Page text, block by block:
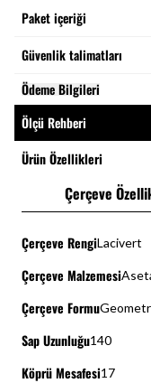
Paket içeriği
Güvenlik talimatları
Ödeme Bilgileri
Ölçü Rehberi
Ürün Özellikleri
Çerçeve
Çerçeve RengiLacivert
Çerçeve Malzemesi
Çerçeve Formu
Sap Uzunluğu140
Köprü Mesafesi17